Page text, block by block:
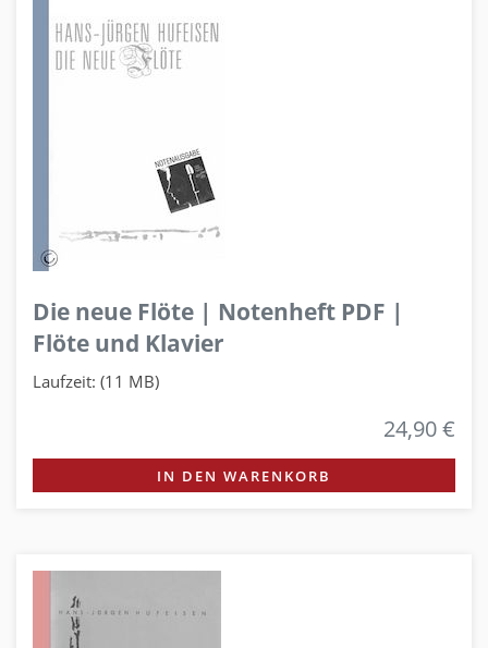
Die neue Flöte | Notenheft PDF |
Flöte und Klavier
Laufzeit: (11 MB)
24,90 €
IN DEN WARENKORB